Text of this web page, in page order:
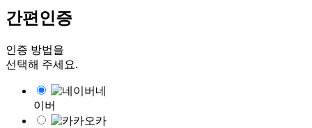
간편인증
인증 방법을
선택해 주세요.
네
이버
카